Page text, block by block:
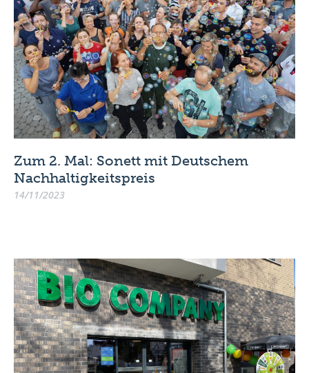
Zum 2. Mal: Sonett mit Deutschem
Nachhaltigkeitspreis
14/11/2023